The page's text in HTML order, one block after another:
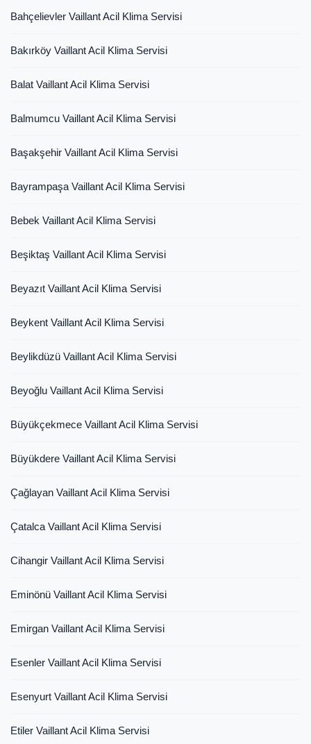
Bahçelievler Vaillant Acil Klima Servisi
Bakırköy Vaillant Acil Klima Servisi
Balat Vaillant Acil Klima Servisi
Balmumcu Vaillant Acil Klima Servisi
Başakşehir Vaillant Acil Klima Servisi
Bayrampaşa Vaillant Acil Klima Servisi
Bebek Vaillant Acil Klima Servisi
Beşiktaş Vaillant Acil Klima Servisi
Beyazıt Vaillant Acil Klima Servisi
Beykent Vaillant Acil Klima Servisi
Beylikdüzü Vaillant Acil Klima Servisi
Beyoğlu Vaillant Acil Klima Servisi
Büyükçekmece Vaillant Acil Klima Servisi
Büyükdere Vaillant Acil Klima Servisi
Çağlayan Vaillant Acil Klima Servisi
Çatalca Vaillant Acil Klima Servisi
Cihangir Vaillant Acil Klima Servisi
Eminönü Vaillant Acil Klima Servisi
Emirgan Vaillant Acil Klima Servisi
Esenler Vaillant Acil Klima Servisi
Esenyurt Vaillant Acil Klima Servisi
Etiler Vaillant Acil Klima Servisi